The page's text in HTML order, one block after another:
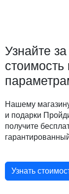
Узнайте
Нашему
и подарки
получите
Узнать